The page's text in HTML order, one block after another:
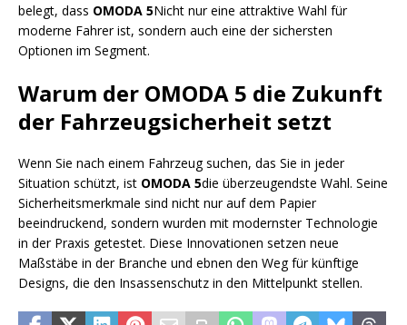
belegt, dass OMODA 5Nicht nur eine attraktive Wahl für
moderne Fahrer ist, sondern auch eine der sichersten
Optionen im Segment.
Warum der OMODA 5 die Zukunft
der Fahrzeugsicherheit setzt
Wenn Sie nach einem Fahrzeug suchen, das Sie in jeder
Situation schützt, ist OMODA 5die überzeugendste Wahl. Seine
Sicherheitsmerkmale sind nicht nur auf dem Papier
beeindruckend, sondern wurden mit modernster Technologie
in der Praxis getestet. Diese Innovationen setzen neue
Maßstäbe in der Branche und ebnen den Weg für künftige
Designs, die den Insassenschutz in den Mittelpunkt stellen.